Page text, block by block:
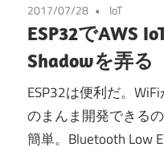
2017/07/28 IoT
ESP32でAWS
Shadowを弄る
ESP32は便利だ。
のまんま開発できる
簡単。Bluetooth Low